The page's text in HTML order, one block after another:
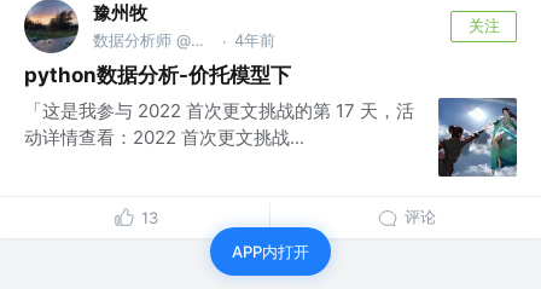
豫州牧
数据分析师 @龙湖集团 · 4年前
关注
python数据分析-价托模型下
「这是我参与 2022 首次更文挑战的第 17 天，活
动详情查看：2022 首次更文挑战...
13
评论
APP内打开